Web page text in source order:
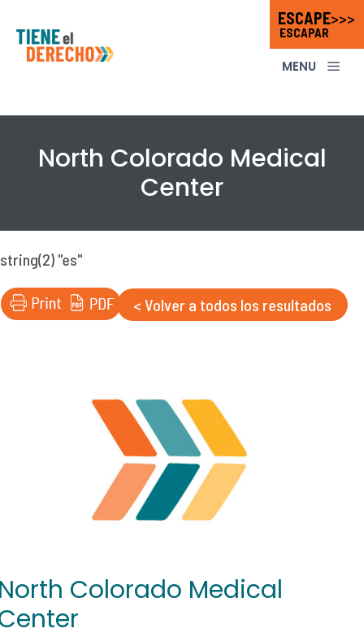
contenido
ESCAPE
ESCAPAR
>>>
North Colorado Medical
Center
string(2) "es"
< Volver a todos los resultados
Colorado Medical